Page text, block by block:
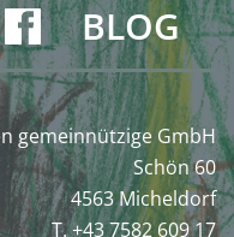
BLOG
gemeinnützige GmbH
Schön 60
4563 Micheldorf
T. +43 7582 609 17